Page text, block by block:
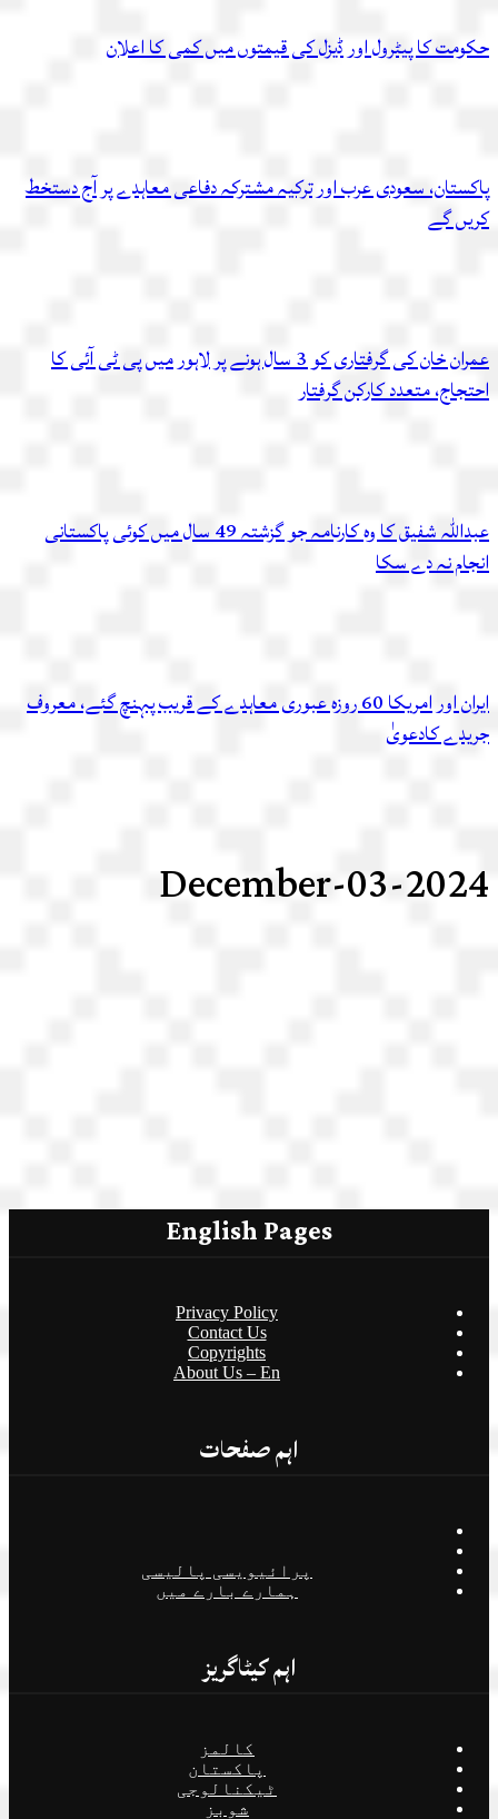
حکومت کا پیٹرول اور ڈیزل کی قیمتوں میں کمی کا اعلان
پاکستان، سعودی عرب اور ترکیہ مشترکہ دفاعی معاہدے پر آج دستخط
کریں گے
عمران خان کی گرفتاری کو 3 سال ہونے پر لاہور میں پی ٹی آئی کا
احتجاج، متعدد کارکن گرفتار
عبداللہ شفیق کا وہ کارنامہ جو گزشتہ 49 سال میں کوئی پاکستانی
انجام نہ دے سکا
ایران اور امریکا 60 روزہ عبوری معاہدے کے قریب پہنچ گئے، معروف
جریدے کادعویٰ
2024-December-03
English Pages
Privacy Policy
Contact Us
Copyrights
About Us – En
اہم صفحات
پرائیویسی پالیسی
ہمارے بارے میں
اہم کیٹاگریز
کالمز
پاکستان
ٹیکنالوجی
شوبز